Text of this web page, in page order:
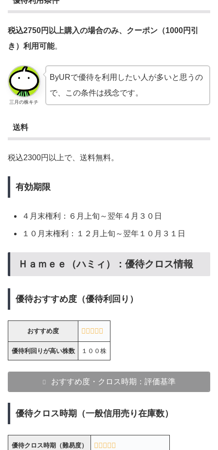
税込2750円以上購入の場合のみ、クーポン（1000円引
き）利用可能。
三月の株キチ
ByURで優待を利用したい人が多いと思うの
で、この条件は残念です。
送料
税込2300円以上で、送料無料。
有効期限
４月末権利：６月上旬～翌年４月３０日
１０月末権利：１２月上旬～翌年１０月３１日
Ｈａｍｅｅ（ハミィ）：優待クロス情報
優待おすすめ度（優待利回り）
おすすめ度
優待利回りが高い株数 １００株
おすすめ度・クロス時期：評価基準
優待クロス時期（一般信用売り在庫数）
優待クロス時期（難易度）